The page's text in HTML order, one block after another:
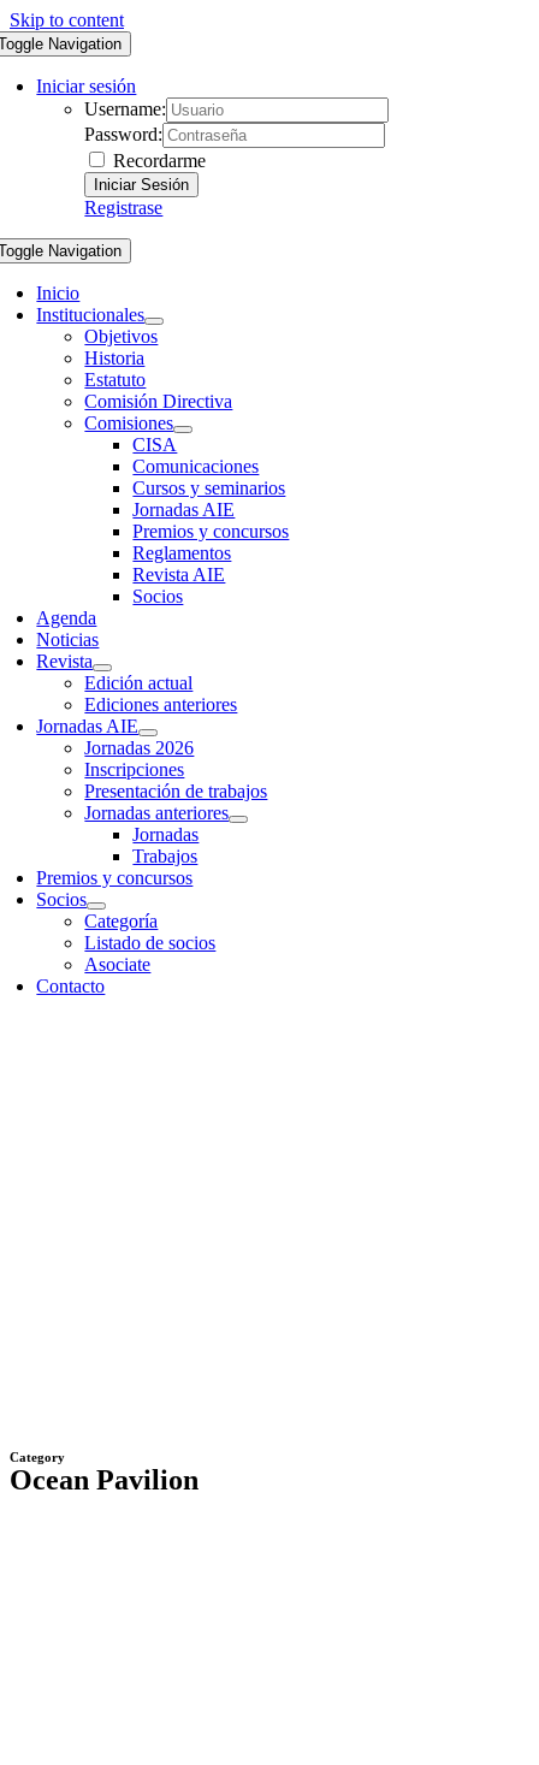
Skip to content
Navigation
Iniciar sesión
Username:
Password:
Recordarme
Registrase
Navigation
Inicio
Institucionales
Objetivos
Historia
Estatuto
Comisión Directiva
Comisiones
CISA
Comunicaciones
Cursos y seminarios
Jornadas AIE
Premios y concursos
Reglamentos
Revista AIE
Socios
Agenda
Noticias
Revista
Edición actual
Ediciones anteriores
Jornadas AIE
Jornadas 2026
Inscripciones
Presentación de trabajos
Jornadas anteriores
Jornadas
Trabajos
Premios y concursos
Socios
Categoría
Listado de socios
Asociate
Contacto
Category
Ocean Pavilion